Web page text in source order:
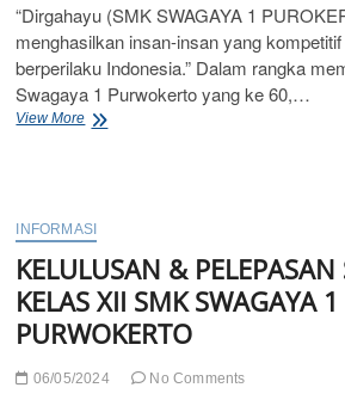
“Dirgahayu (SMK SWAGAYA 1
menghasilkan insan-insan yang
berperilaku Indonesia.” Dalam rangka
Swagaya 1 Purwokerto yang ke 60,…
View MoreHUT
Ke
60
INFORMASI
KELULUSAN & PELEPASAN
KELAS XII SMK SWAGAYA 1
PURWOKERTO
06/05/2024 No Comments